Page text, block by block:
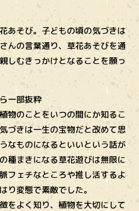
あそび。子どもの頃の気づきは
んの言葉通り、草花あそびを通
しむきっかけとなることを願っ
一部抜粋
物のことをいつの間にか知るこ
づきは一生の宝物だと改めて思
なものになるといいという話が
種まきになる草花遊びは無限に
フェチなところや推し活するよ
り変態で素敵でした。
をよく知り、植物を大切にして